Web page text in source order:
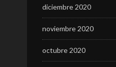
diciembre 2020
noviembre 2020
octubre 2020